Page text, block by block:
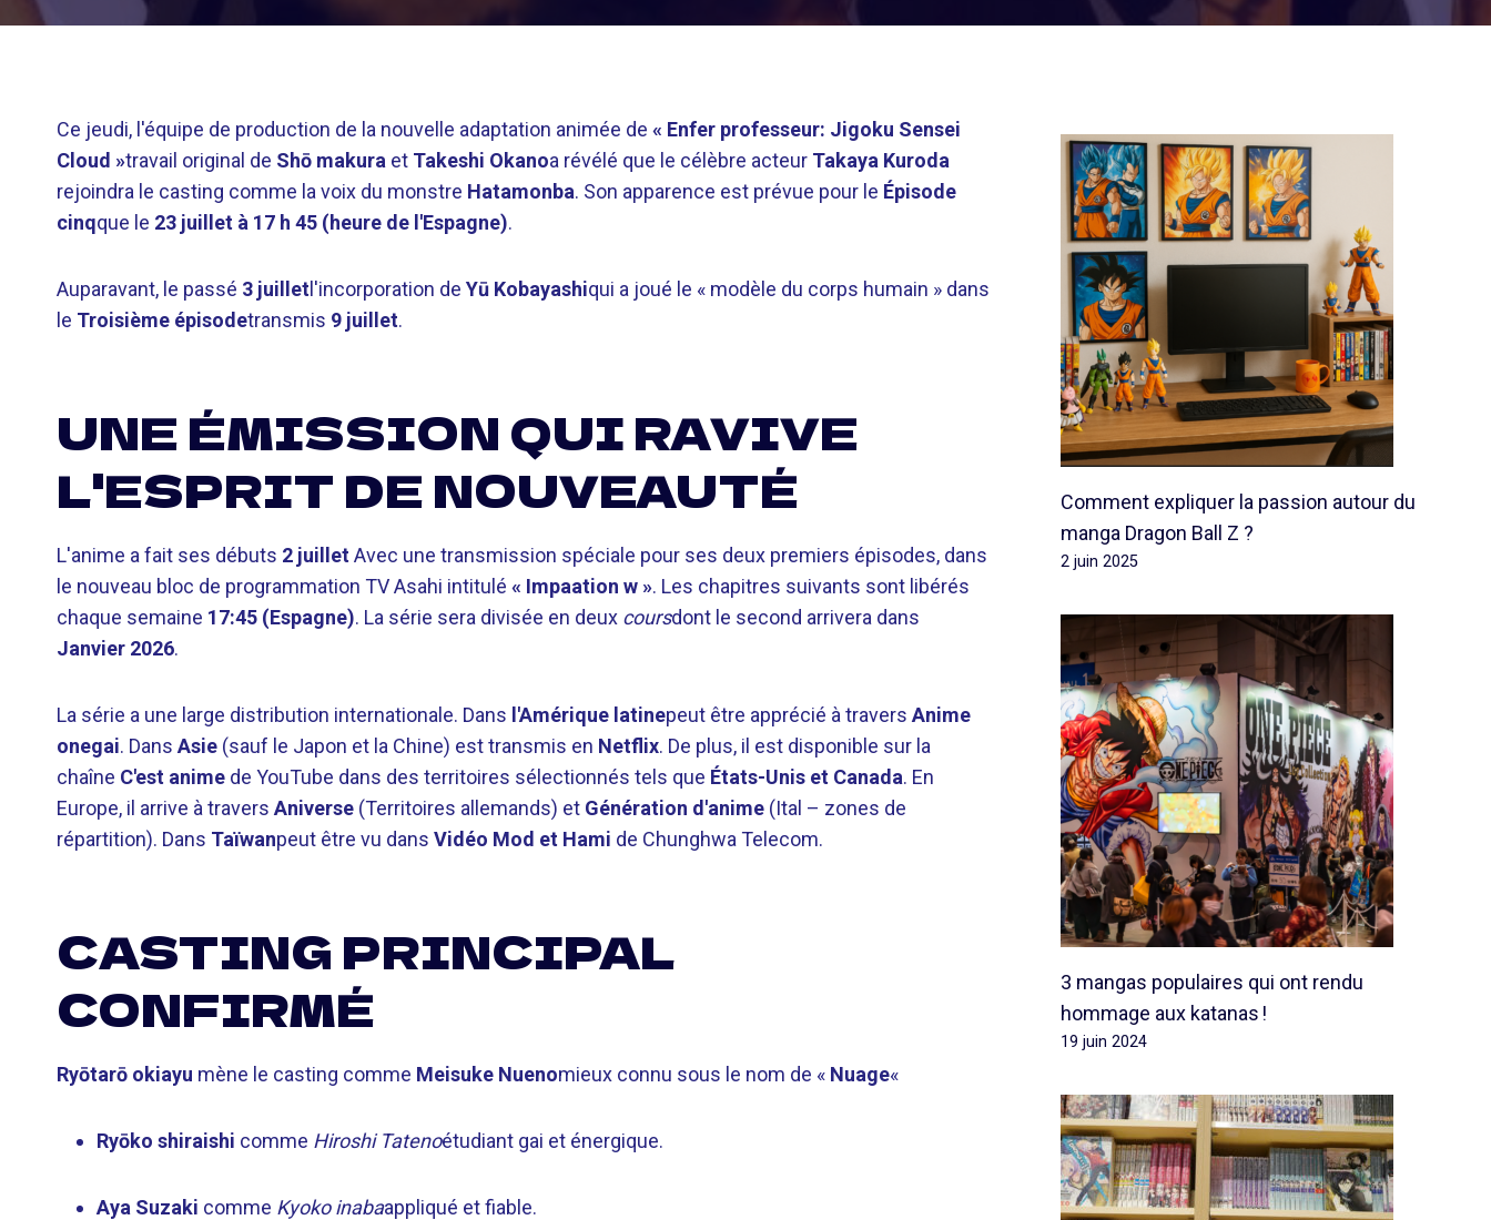
Ce jeudi, l'équipe de production de la nouvelle adaptation animée de « Enfer professeur: Jigoku Sensei
Cloud »travail original de Shō makura et Takeshi Okanoa révélé que le célèbre acteur Takaya Kuroda
rejoindra le casting comme la voix du monstre Hatamonba. Son apparence est prévue pour le Épisode
cinqque le 23 juillet à 17 h 45 (heure de l'Espagne).
Auparavant, le passé 3 juillet l'incorporation de Yū Kobayashiqui a joué le « modèle du corps humain » dans
le Troisième épisodetransmis 9 juillet.
UNE ÉMISSION QUI RAVIVE
L'ESPRIT DE NOUVEAUTÉ
L'anime a fait ses débuts 2 juilletAvec une transmission spéciale pour ses deux premiers épisodes, dans
le nouveau bloc de programmation TV Asahi intitulé « Impaation w ». Les chapitres suivants sont libérés
chaque semaine 17:45 (Espagne). La série sera divisée en deux coursdont le second arrivera dans
Janvier 2026.
La série a une large distribution internationale. Dans l'Amérique latinepeut être apprécié à travers Anime
onegai. Dans Asie (sauf le Japon et la Chine) est transmis en Netflix. De plus, il est disponible sur la
chaîne C'est anime de YouTube dans des territoires sélectionnés tels que États-Unis et Canada. En
Europe, il arrive à travers Aniverse (Territoires allemands) et Génération d'anime (Ital – zones de
répartition). Dans Taïwanpeut être vu dans Vidéo Mod et Hami de Chunghwa Telecom.
CASTING PRINCIPAL
CONFIRMÉ
Ryōtarō okiayu mène le casting comme Meisuke Nuenomieux connu sous le nom de « Nuage«
Ryōko shiraishi comme Hiroshi Tatenoétudiant gai et énergique.
Aya Suzaki comme Kyoko inabaappliqué et fiable.
Comment expliquer la passion autour du
manga Dragon Ball Z ?
2 juin 2025
3 mangas populaires qui ont rendu
hommage aux katanas !
19 juin 2024